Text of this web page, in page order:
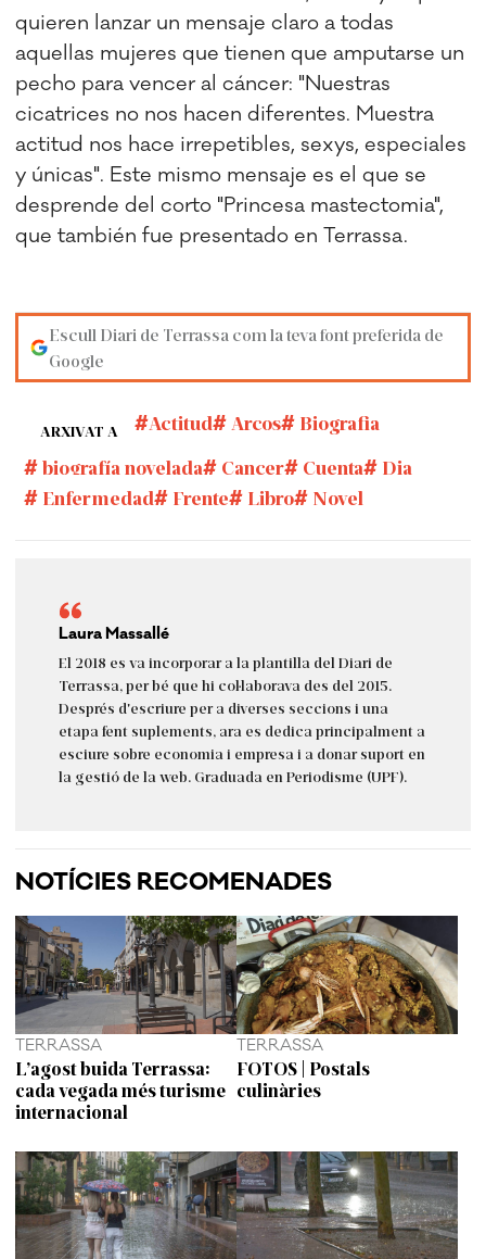
quieren lanzar un mensaje claro a todas
aquellas mujeres que tienen que amputarse un
pecho para vencer al cáncer: "Nuestras
cicatrices no nos hacen diferentes. Muestra
actitud nos hace irrepetibles, sexys, especiales
y únicas". Este mismo mensaje es el que se
desprende del corto "Princesa mastectomia",
que también fue presentado en Terrassa.
Escull Diari de Terrassa com la teva font preferida de
Google
ARXIVAT A Actitud Arcos
Biografia
biografía novelada
Cancer Cuenta
Dia
Enfermedad
Frente Libro Novel
Laura Massallé
El 2018 es va incorporar a la plantilla del Diari de
Terrassa, per bé que hi col·laborava des del 2015.
Després d'escriure per a diverses seccions i una
etapa fent suplements, ara es dedica principalment a
esciure sobre economia i empresa i a donar suport en
la gestió de la web. Graduada en Periodisme (UPF).
NOTÍCIES RECOMENADES
TERRASSA
L’agost buida Terrassa:
cada vegada més turisme
internacional
TERRASSA
FOTOS | Postals
culinàries